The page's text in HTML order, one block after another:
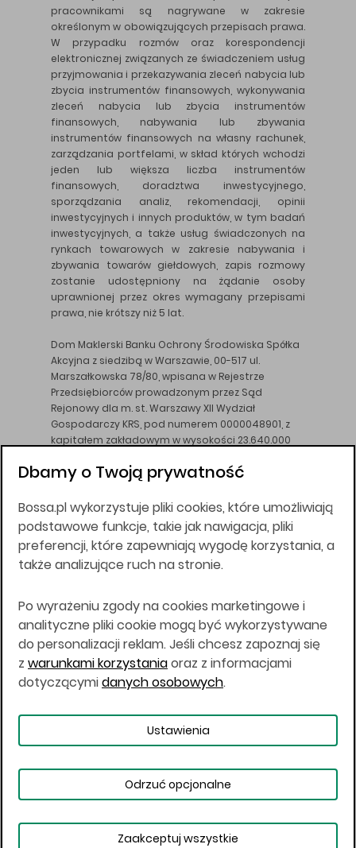
pracownikami są nagrywane w zakresie
określonym w obowiązujących przepisach prawa.
W przypadku rozmów oraz korespondencji
elektronicznej związanych ze świadczeniem usług
przyjmowania i przekazywania zleceń nabycia lub
zbycia instrumentów finansowych, wykonywania
zleceń nabycia lub zbycia instrumentów
finansowych, nabywania lub zbywania
instrumentów finansowych na własny rachunek,
zarządzania portfelami, w skład których wchodzi
jeden lub większa liczba instrumentów
finansowych, doradztwa inwestycyjnego,
sporządzania analiz, rekomendacji, opinii
inwestycyjnych i innych produktów, w tym badań
inwestycyjnych, a także usług świadczonych na
rynkach towarowych w zakresie nabywania i
zbywania towarów giełdowych, zapis rozmowy
zostanie udostępniony na żądanie osoby
uprawnionej przez okres wymagany przepisami
prawa, nie krótszy niż 5 lat.
Dom Maklerski Banku Ochrony Środowiska Spółka
Akcyjna z siedzibą w Warszawie, 00-517 ul.
Marszałkowska 78/80, wpisana w Rejestrze
Przedsiębiorców prowadzonym przez Sąd
Rejonowy dla m. st. Warszawy XII Wydział
Gospodarczy KRS, pod numerem 0000048901, z
kapitałem zakładowym w wysokości 23.640.000
DM BOŚ działa na podstawie zezwolenia KNF z dnia
Wszelkie informacje na niniejszej stronie w tym
informacje o produktach inwestycyjnych nie są
kierowane do osób mających miejsce
zamieszkania lub pobytu w Stanach
Japonii, ani w dowolnej innej jurysdykcji, w której
taki materiał byłby sprzeczny z prawem lub w
których zgodne z prawem nabycie produktów
inwestycyjnych nie jest możliwe lub w której nie
jest możliwe złożenie oferty. Prawa obowiązujące
w danej jurysdykcji określają, czy jest możliwe
nabycie poszczególnych produktów
Copyright © 2026 BOŚ | BOSSA.PL
Warunki korzystania
Dane osobowe
Dbamy o Twoją prywatność
Bossa.pl wykorzystuje pliki cookies, które umożliwiają
podstawowe funkcje, takie jak nawigacja, pliki
preferencji, które zapewniają wygodę korzystania, a
także analizujące ruch na stronie.
Po wyrażeniu zgody na cookies marketingowe i
analityczne pliki cookie mogą być wykorzystywane
do personalizacji reklam. Jeśli chcesz zapoznaj się
z warunkami korzystaniaoraz z informacjami
dotyczącymidanych osobowych.
Ustawienia
Odrzuć opcjonalne
Zaakceptuj wszystkie